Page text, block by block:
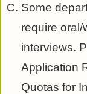
C. Some
require oral/
interviews.
Application
Quotas for